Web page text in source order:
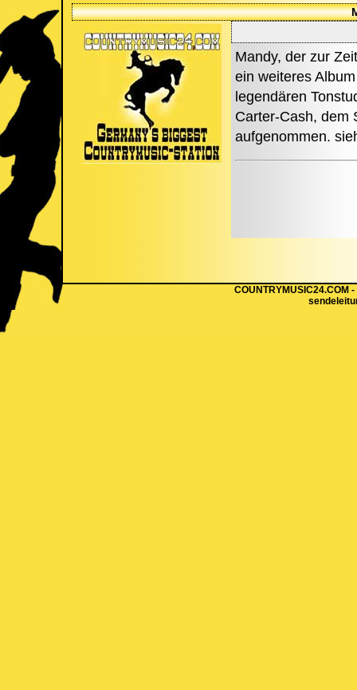
Mandy, der zur
ein weiteres
legendären
Carter-Cash, dem
aufgenommen.
COUNTRYMUSIC24.COM